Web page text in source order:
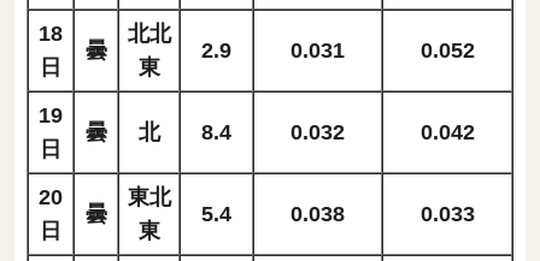
18
日
曇
北北
東
2.9 0.031 0.052
19
日
曇 北 8.4 0.032 0.042
20
日
曇
東北
東
5.4 0.038 0.033